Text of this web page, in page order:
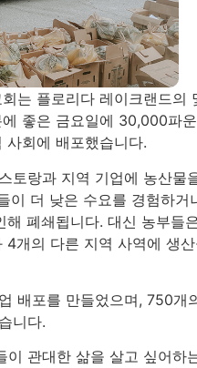
는 플로리다 레이크랜드의
좋은 금요일에 30,000파
사회에 배포했습니다.
토랑과 지역 기업에 농산물
이 더 낮은 수요를 경험하거
해 폐쇄됩니다. 대신 농부들
4개의 다른 지역 사역에 생
배포를 만들었으며, 750개
니다.
이 관대한 삶을 살고 싶어하